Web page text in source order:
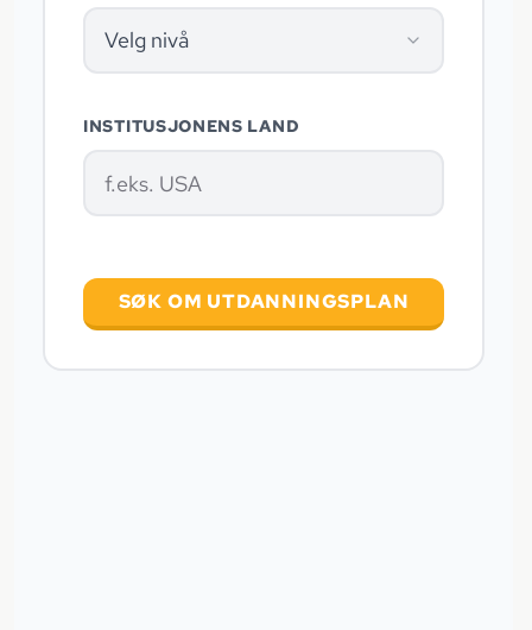
Velg nivå
INSTITUSJONENS LAND
SØK OM UTDANNINGSPLAN